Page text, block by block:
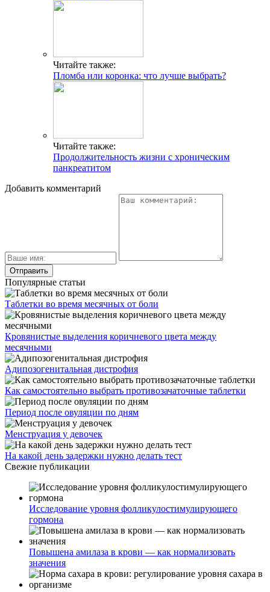
Читайте также:
Пломба или коронка: что лучше выбрать?
Читайте также:
Продолжительность жизни с хроническим
панкреатитом
Добавить комментарий
Популярные статьи
Таблетки во время месячных от боли
Кровянистые выделения коричневого цвета между
месячными
Адипозогенитальная дистрофия
Как самостоятельно выбрать противозачаточные таблетки
Период после овуляции по дням
Менструация у девочек
На какой день задержки нужно делать тест
Свежие публикации
Исследование уровня фолликулостимулирующего
гормона
Повышена амилаза в крови — как нормализовать
значения